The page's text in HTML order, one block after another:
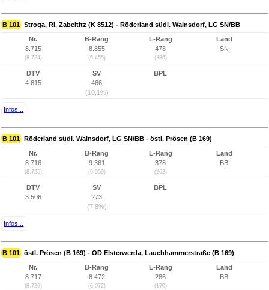
B 101 Stroga, Ri. Zabeltitz (K 8512) - Röderland südl. Wainsdorf, LG SN/BB
Nr.
8.715
(8.724)
B-Rang
8.855
(6.455)
L-Rang
478
(386)
Land
SN
DTV
4.615
SV
466
(10,1%)
BPL
Infos...
B 101 Röderland südl. Wainsdorf, LG SN/BB - östl. Prösen (B 169)
Nr.
8.716
(8.725)
B-Rang
9.361
(6.959)
L-Rang
378
(262)
Land
BB
DTV
3.506
SV
273
(7,8%)
BPL
Infos...
B 101 östl. Prösen (B 169) - OD Elsterwerda, Lauchhammerstraße (B 169)
Nr.
8.717
(8.726)
B-Rang
8.472
(6.072)
L-Rang
286
(170)
Land
BB